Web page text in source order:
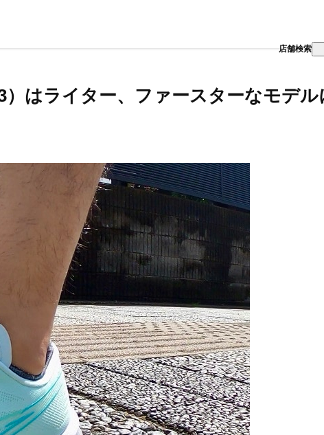
店舗検索
はライター、ファースターなモデル